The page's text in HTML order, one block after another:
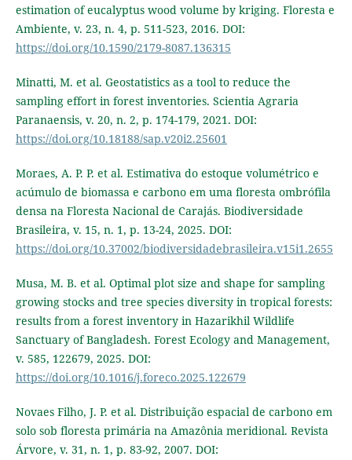
estimation of eucalyptus wood volume by kriging. Floresta e
Ambiente, v. 23, n. 4, p. 511-523, 2016. DOI:
https://doi.org/10.1590/2179-8087.136315
Minatti, M. et al. Geostatistics as a tool to reduce the
sampling effort in forest inventories. Scientia Agraria
Paranaensis, v. 20, n. 2, p. 174-179, 2021. DOI:
https://doi.org/10.18188/sap.v20i2.25601
Moraes, A. P. P. et al. Estimativa do estoque volumétrico e
acúmulo de biomassa e carbono em uma floresta ombrófila
densa na Floresta Nacional de Carajás. Biodiversidade
Brasileira, v. 15, n. 1, p. 13-24, 2025. DOI:
https://doi.org/10.37002/biodiversidadebrasileira.v15i1.2655
Musa, M. B. et al. Optimal plot size and shape for sampling
growing stocks and tree species diversity in tropical forests:
results from a forest inventory in Hazarikhil Wildlife
Sanctuary of Bangladesh. Forest Ecology and Management,
v. 585, 122679, 2025. DOI:
https://doi.org/10.1016/j.foreco.2025.122679
Novaes Filho, J. P. et al. Distribuição espacial de carbono em
solo sob floresta primária na Amazônia meridional. Revista
Árvore, v. 31, n. 1, p. 83-92, 2007. DOI: